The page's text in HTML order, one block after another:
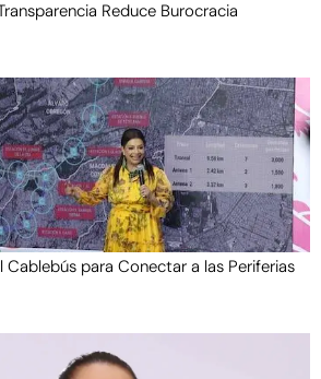
Reduce Burocracia
Cablebús para Conectar a las Periferias